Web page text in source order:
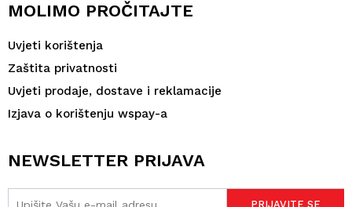
MOLIMO PROČITAJTE
Uvjeti korištenja
Zaštita privatnosti
Uvjeti prodaje, dostave i reklamacije
Izjava o korištenju wspay-a
NEWSLETTER PRIJAVA